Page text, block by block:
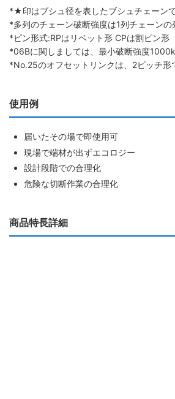
*★印はブシュ径を表したブシュチェーンで
*多列のチェーン破断強度は1列チェーン
*ピン形式:RPはリベット形 CPは割ピン形
*06Bに関しましては、最小破断強度
*No.25のオフセットリンクは、2ピッチ形
使用例
届いたその場で即使用可
現場で端材が出ずエコロジー
設計段階での合理化
危険な切断作業の合理化
商品特長詳細